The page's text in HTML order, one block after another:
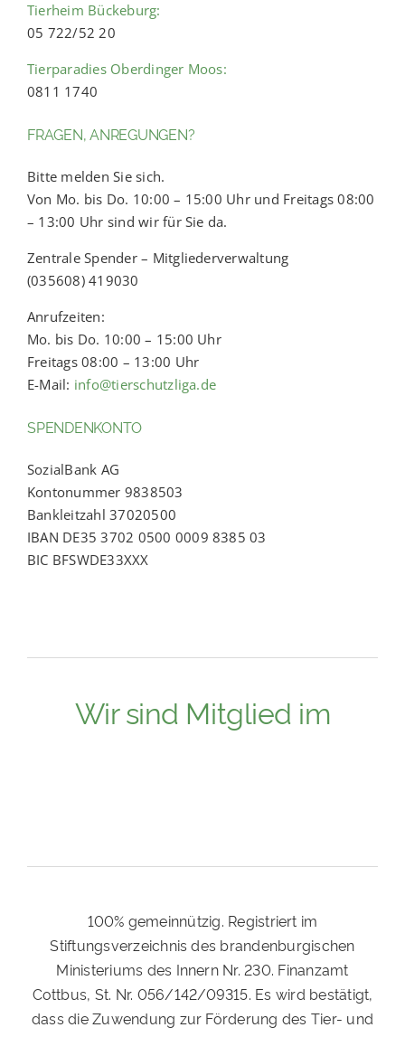
Tierheim Bückeburg:
05 722/52 20
Tierparadies Oberdinger Moos:
0811 1740
FRAGEN, ANREGUNGEN?
Bitte melden Sie sich.
Von Mo. bis Do. 10:00 – 15:00 Uhr und Freitags 08:00
– 13:00 Uhr sind wir für Sie da.
Zentrale Spender – Mitgliederverwaltung
(035608) 419030
Anrufzeiten:
Mo. bis Do. 10:00 – 15:00 Uhr
Freitags 08:00 – 13:00 Uhr
E-Mail: info@tierschutzliga.de
SPENDENKONTO
SozialBank AG
Kontonummer 9838503
Bankleitzahl 37020500
IBAN DE35 3702 0500 0009 8385 03
BIC BFSWDE33XXX
Wir sind Mitglied im
100% gemeinnützig. Registriert im
Stiftungsverzeichnis des brandenburgischen
Ministeriums des Innern Nr. 230. Finanzamt
Cottbus, St. Nr. 056/142/09315. Es wird bestätigt,
dass die Zuwendung zur Förderung des Tier- und